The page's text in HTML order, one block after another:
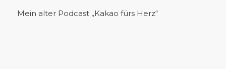
Mein alter Podcast „Kakao fürs Herz“